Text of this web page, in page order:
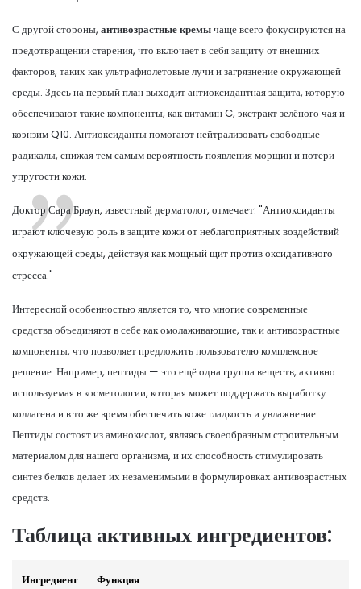
С другой стороны, антивозрастные кремычаще всего фокусируются на
предотвращении старения, что включает в себя защиту от внешних
факторов, таких как ультрафиолетовые лучи и загрязнение окружающей
среды. Здесь на первый план выходит антиоксидантная защита, которую
обеспечивают такие компоненты, как витамин C, экстракт зелёного чая и
коэнзим Q10. Антиоксиданты помогают нейтрализовать свободные
радикалы, снижая тем самым вероятность появления морщин и потери
упругости кожи.
Доктор Сара Браун, известный дерматолог, отмечает: "Антиоксиданты
играют ключевую роль в защите кожи от неблагоприятных воздействий
окружающей среды, действуя как мощный щит против оксидативного
стресса."
Интересной особенностью является то, что многие современные
средства объединяют в себе как омолаживающие, так и антивозрастные
компоненты, что позволяет предложить пользователю комплексное
решение. Например, пептиды — это ещё одна группа веществ, активно
используемая в косметологии, которая может поддержать выработку
коллагена и в то же время обеспечить коже гладкость и увлажнение.
Пептиды состоят из аминокислот, являясь своеобразным строительным
материалом для нашего организма, и их способность стимулировать
синтез белков делает их незаменимыми в формулировках антивозрастных
средств.
Таблица активных ингредиентов:
Ингредиент Функция